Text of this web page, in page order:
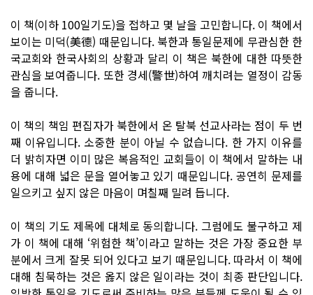
이 책(이하 100일기도)을 접하고 몇 날을 고민합니다. 이 책에서
보이는 미덕(美德) 때문입니다. 북한과 통일문제에 무관심한 한
국교회와 한국사회의 상황과 달리 이 책은 북한에 대한 따뜻한
관심을 보여줍니다. 또한 경세(警世)하여 깨치려는 열정이 감동
을 줍니다.
이 책의 책임 편집자가 북한에서 온 탈북 선교사라는 점이 두 번
째 이유입니다. 소중한 분이 아닐 수 없습니다. 한 가지 이유를
더 밝히자면 이미 많은 복음적인 교회들이 이 책에서 말하는 내
용에 대해 넓은 문을 열어놓고 있기 때문입니다. 공연히 문제를
일으키고 싶지 않은 마음이 며칠째 밀려 듭니다.
이 책의 기도 제목에 대체로 동의합니다. 그럼에도 불구하고 제
가 이 책에 대해 ‘위험한 책’이라고 말하는 것은 가장 중요한 부
분에서 크게 잘못 되어 있다고 보기 때문입니다. 따라서 이 책에
대해 침묵하는 것은 옳지 않은 일이라는 것이 최종 판단입니다.